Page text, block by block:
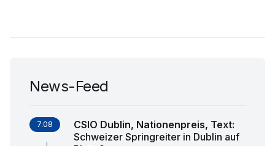
News-Feed
7.08 CSIO Dublin, Nationenpreis, Text:
Schweizer Springreiter in Dublin auf